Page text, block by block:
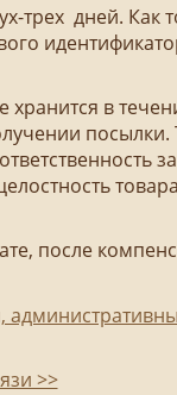
трех дней. Как
в
за
после
>>